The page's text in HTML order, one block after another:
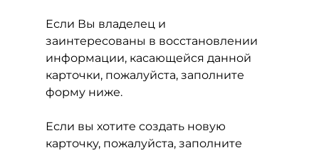
Если Вы владелец и
заинтересованы в восстановлении
информации, касающейся данной
карточки, пожалуйста, заполните
форму ниже.
Если вы хотите создать новую
карточку, пожалуйста, заполните